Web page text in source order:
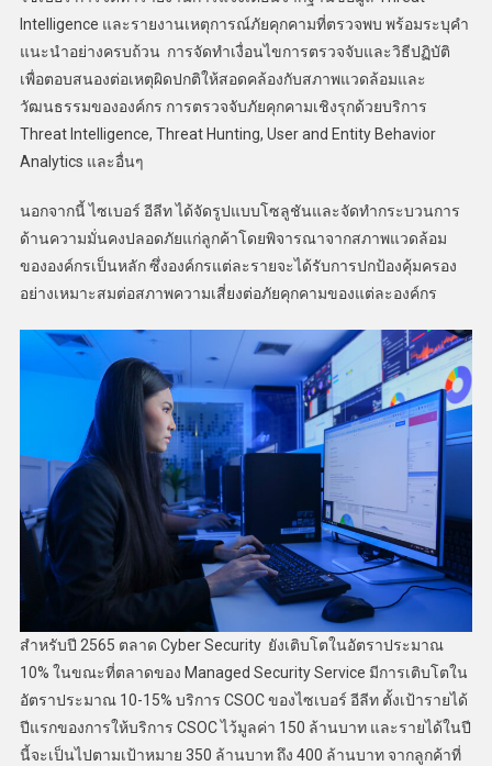
Intelligence และรายงานเหตุการณ์ภัยคุกคามที่ตรวจพบ พร้อมระบุคำ
แนะนำอย่างครบถ้วน การจัดทำเงื่อนไขการตรวจจับและวิธีปฏิบัติ
เพื่อตอบสนองต่อเหตุผิดปกติให้สอดคล้องกับสภาพแวดล้อมและ
วัฒนธรรมขององค์กร การตรวจจับภัยคุกคามเชิงรุกด้วยบริการ
Threat Intelligence, Threat Hunting, User and Entity Behavior
Analytics และอื่นๆ
นอกจากนี้ ไซเบอร์ อีลีท ได้จัดรูปแบบโซลูชันและจัดทำกระบวนการ
ด้านความมั่นคงปลอดภัยแก่ลูกค้าโดยพิจารณาจากสภาพแวดล้อม
ขององค์กรเป็นหลัก ซึ่งองค์กรแต่ละรายจะได้รับการปกป้องคุ้มครอง
อย่างเหมาะสมต่อสภาพความเสี่ยงต่อภัยคุกคามของแต่ละองค์กร
สำหรับปี 2565 ตลาด Cyber Security ยังเติบโตในอัตราประมาณ
10% ในขณะที่ตลาดของ Managed Security Service มีการเติบโตใน
อัตราประมาณ 10-15% บริการ CSOC ของไซเบอร์ อีลีท ตั้งเป้ารายได้
ปีแรกของการให้บริการ CSOC ไว้มูลค่า 150 ล้านบาท และรายได้ในปี
นี้จะเป็นไปตามเป้าหมาย 350 ล้านบาท ถึง 400 ล้านบาท จากลูกค้าที่